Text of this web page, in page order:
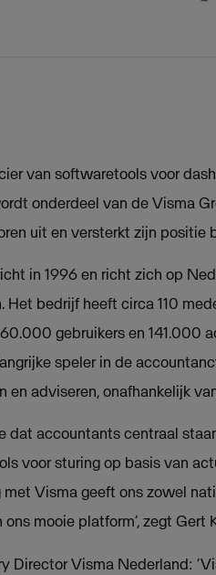
van softwaretools voor
onderdeel van de Visma
uit en versterkt zijn positie
in 1996 en richt zich op
Het bedrijf heeft circa 110
gebruikers en 141.000
speler in de
en adviseren, onafhankelijk
dat accountants centraal
voor sturing op basis van
Visma geeft ons zowel
mooie platform’, zegt Gert
Director Visma Nederland: